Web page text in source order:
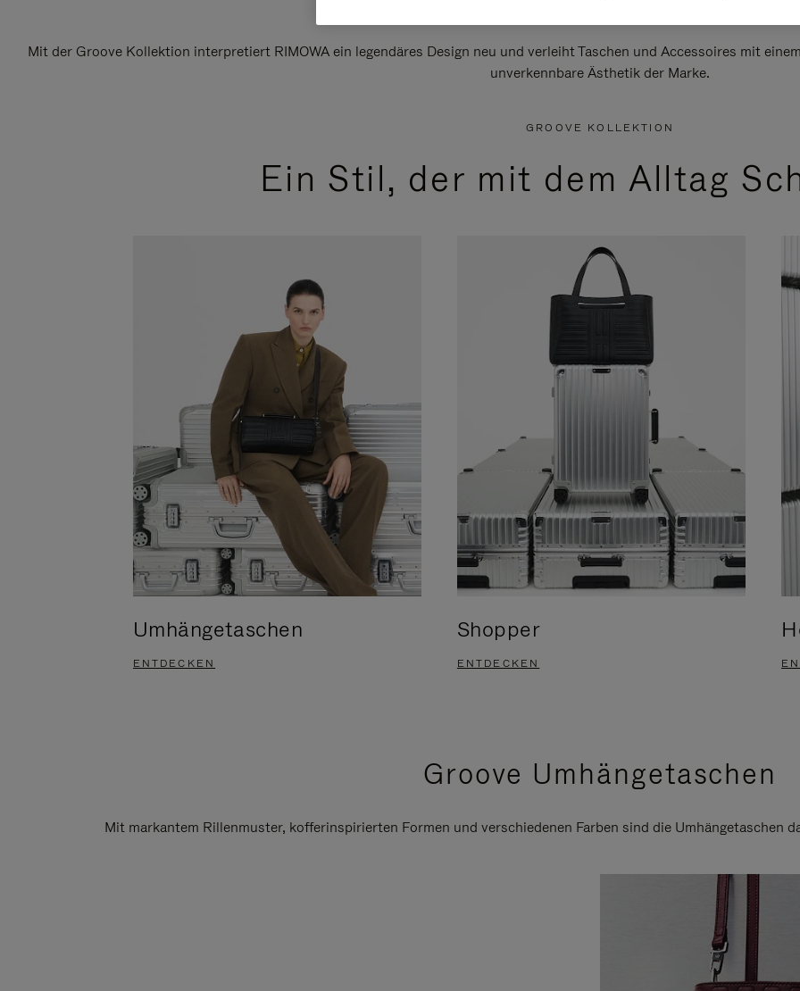
Mit der Groove Kollektion interpretiert RIMOWA ein legendäres Design neu und verleiht Taschen und Accessoires mit
unverkennbare Ästhetik der Marke.
GROOVE KOLLEKTION
Ein Stil, der mit dem Alltag
Umhängetaschen
ENTDECKEN
Shopper
ENTDECKEN
Groove Umhängetaschen
Mit markantem Rillenmuster, kofferinspirierten Formen und verschiedenen Farben sind die Umhängetaschen